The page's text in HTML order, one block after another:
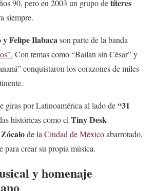
90, pero en 2003 un grupo detíteres
siempre.
y Felipe Ilabacason parte de la banda
Con temas como “Bailan sin César” y
conquistaron los corazones de miles
giras por Latinoamérica al lado de“31
históricas como el Tiny Desk
Zócalode la Ciudad de Méxicoabarrotado,
para crear su propia música.
y homenaje